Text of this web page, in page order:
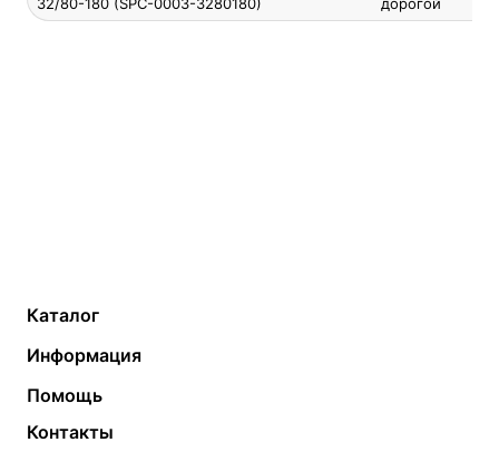
Каталог
Твердотопливные котлы
Электрические котлы
Банные печи
Теплый пол
Радиаторы
Насосы
Информация
Контакты
Статьи
Помощь
Контакты